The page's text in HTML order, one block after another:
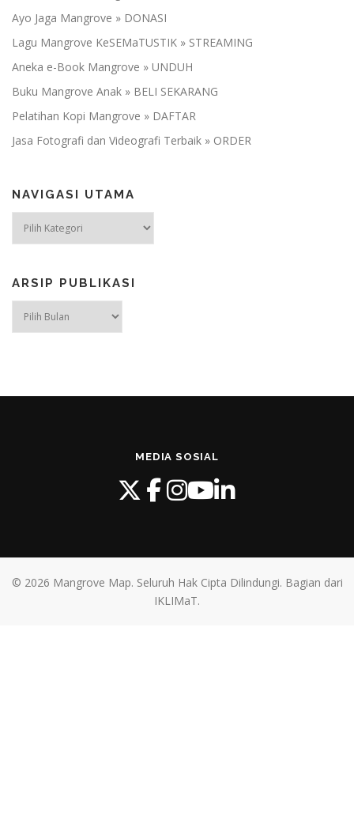
Ayo Jaga Mangrove » DONASI
Lagu Mangrove KeSEMaTUSTIK » STREAMING
Aneka e-Book Mangrove » UNDUH
Buku Mangrove Anak » BELI SEKARANG
Pelatihan Kopi Mangrove » DAFTAR
Jasa Fotografi dan Videografi Terbaik » ORDER
NAVIGASI UTAMA
UTAMA
ARSIP PUBLIKASI
PUBLIKASI
MEDIA SOSIAL